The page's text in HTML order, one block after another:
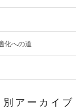
化への道
別アーカイブ